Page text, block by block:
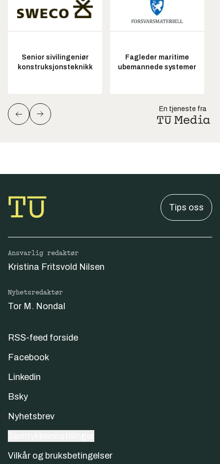
Senior sivilingeniør
konstruksjonsteknikk
Fagleder maritime
ubemannede systemer
En tjeneste fra
Tips oss
Ansvarlig redaktør
Kristina Fritsvold Nilsen
Nyhetsredaktør
Tor M. Nondal
RSS-feed forside
Facebook
Linkedin
Bsky
Nyhetsbrev
Vilkår og bruksbetingelser